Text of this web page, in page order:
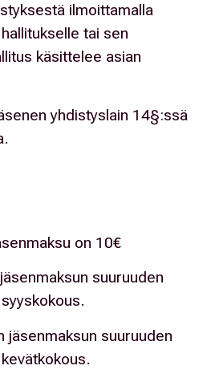
ilmoittamalla
tai sen
käsittelee asian
yhdistyslain 14§:ssä
on 10€
suuruuden
jäsenmaksun suuruuden